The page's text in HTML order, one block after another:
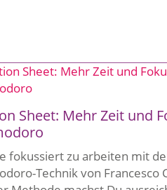
Sheet: Mehr Zeit und
fokussiert zu arbeiten mit
Technik von Francesco